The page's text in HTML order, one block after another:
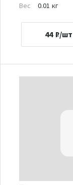
Вес
0.01 кг
44 ₽/шт